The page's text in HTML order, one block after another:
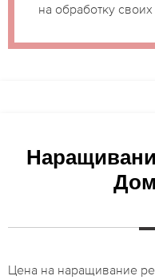
на обработку
Цена на наращивание